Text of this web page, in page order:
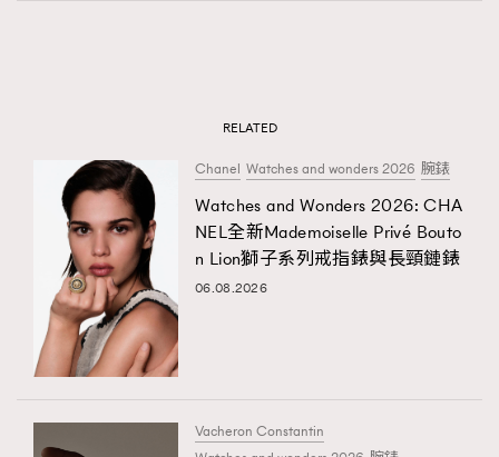
RELATED
Chanel Watches and wonders 2026 腕錶
Watches and Wonders 2026: CHA
NEL全新Mademoiselle Privé Bouto
n Lion獅子系列戒指錶與長頸鏈錶
06.08.2026
Vacheron Constantin